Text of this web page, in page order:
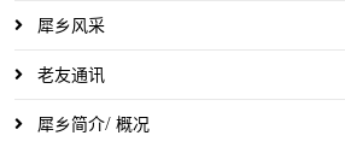
犀乡风采
老友通讯
犀乡简介/ 概况